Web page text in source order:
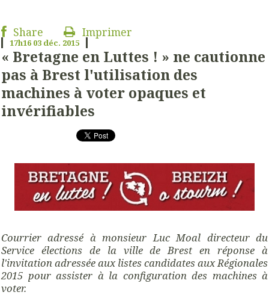
Share Imprimer
17h16 03 déc. 2015
« Bretagne en Luttes ! » ne cautionne
pas à Brest l'utilisation des
machines à voter opaques et
invérifiables
Courrier adressé à monsieur Luc Moal directeur du
Service élections de la ville de Brest en réponse à
l'invitation adressée aux listes candidates aux Régionales
2015 pour assister à la configuration des machines à
voter.